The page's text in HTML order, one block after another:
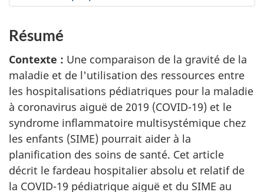
Résumé
Contexte : Une comparaison de la gravité de la
maladie et de l'utilisation des ressources entre
les hospitalisations pédiatriques pour la maladie
à coronavirus aiguë de 2019 (COVID-19) et le
syndrome inflammatoire multisystémique chez
les enfants (SIME) pourrait aider à la
planification des soins de santé. Cet article
décrit le fardeau hospitalier absolu et relatif de
la COVID-19 pédiatrique aiguë et du SIME au